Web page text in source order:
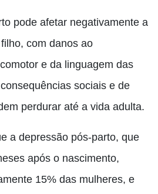
pode afetar negativamente a
com danos ao
e da linguagem das
sociais e de
perdurar até a vida adulta.
a depressão pós-parto, que
após o nascimento,
15% das mulheres, e